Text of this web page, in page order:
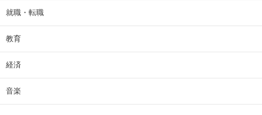
就職・転職
教育
経済
音楽